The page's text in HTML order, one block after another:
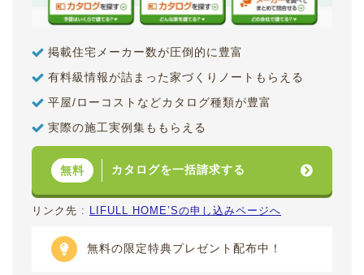
掲載住宅メーカー数が圧倒的に豊富
有料級情報が詰まった家づくりノートもらえる
平屋/ローコストなどカタログ種類が豊富
実際の施工実例集ももらえる
無料 カタログを一括請求する
リンク先 : LIFULL HOME’Sの申し込みページへ
無料の限定特典プレゼント配布中！